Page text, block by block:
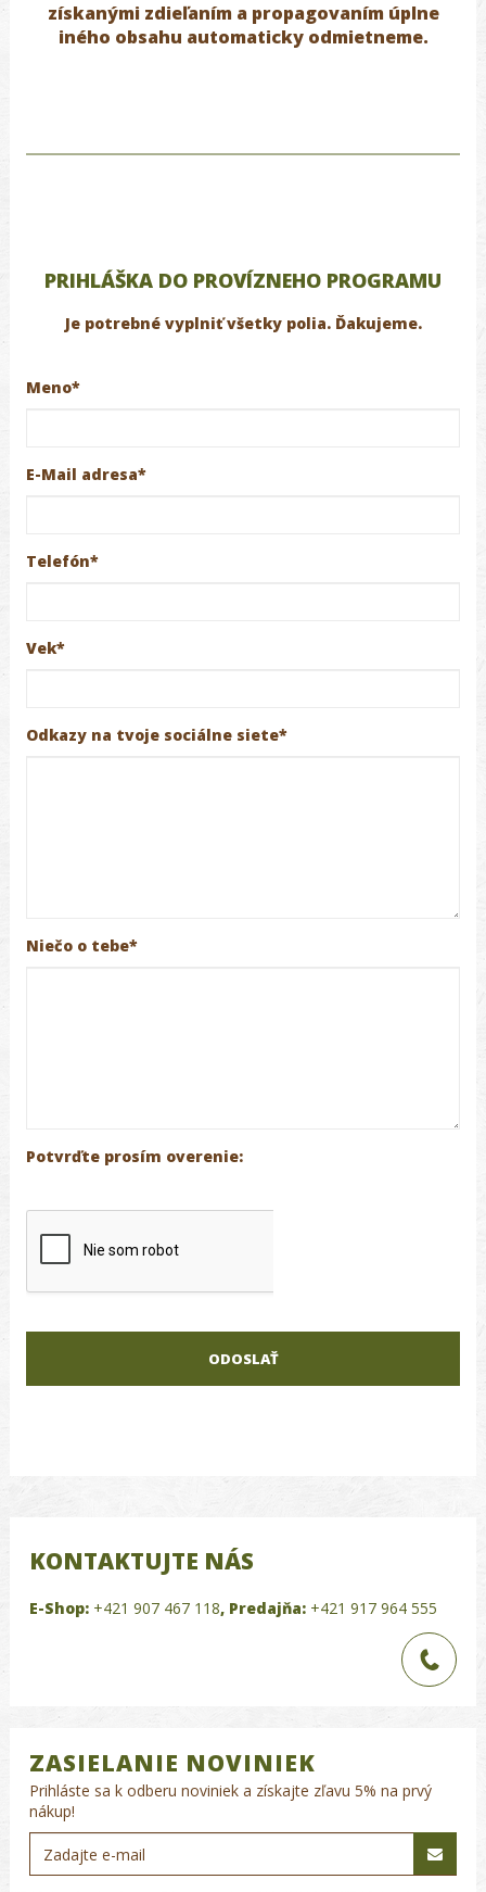
získanými zdieľaním a propagovaním úplne
iného obsahu automaticky odmietneme.
PRIHLÁŠKA DO PROVÍZNEHO PROGRAMU
Je potrebné vyplniť všetky polia. Ďakujeme.
Meno*
E-Mail adresa*
Telefón*
Vek*
Odkazy na tvoje sociálne siete*
Niečo o tebe*
Potvrďte prosím overenie:
KONTAKTUJTE NÁS
E-Shop: +421 907 467 118, Predajňa: +421 917 964 555
ZASIELANIE NOVINIEK
Prihláste sa k odberu noviniek a získajte zľavu 5% na prvý
nákup!